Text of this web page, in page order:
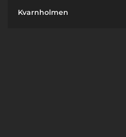
Kvarnholmen